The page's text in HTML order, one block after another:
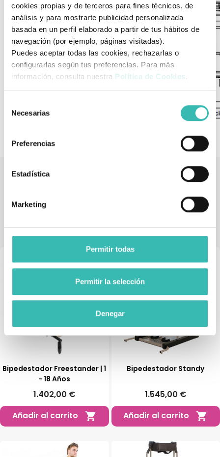
cookies propias y de terceros para fines técnicos, de
análisis y para mostrarte publicidad personalizada
basada en un perfil elaborado a partir de tus hábitos de
navegación (por ejemplo, páginas visitadas).
Puedes aceptar todas las cookies, rechazarlas o
configurarlas según tus preferencias. Para más
información, consulta nuestra Política de Cookies .
Necesarias
Preferencias
Estadística
Marketing
Permitir todas
Permitir la selección
Denegar
Tienda de artículos ortopédicos
También podría interesarle
Bipedestador Freestander | 1
- 18 Años
1.402,00 €
Añadir al carrito

Bipedestador Standy
1.545,00 €
Añadir al carrito
